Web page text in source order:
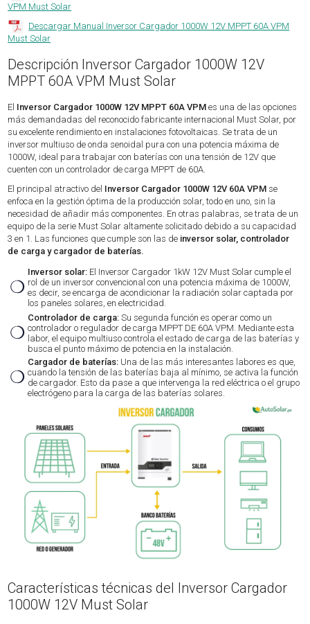
VPM Must Solar
Descargar Manual Inversor Cargador 1000W 12V MPPT 60A VPM
Must Solar
Descripción Inversor Cargador 1000W 12V
MPPT 60A VPM Must Solar
El Inversor Cargador 1000W 12V MPPT 60A VPM es una de las opciones
más demandadas del reconocido fabricante internacional Must Solar, por
su excelente rendimiento en instalaciones fotovoltaicas. Se trata de un
inversor multiuso de onda senoidal pura con una potencia máxima de
1000W, ideal para trabajar con baterías con una tensión de 12V que
cuenten con un controlador de carga MPPT de 60A.
El principal atractivo del Inversor Cargador 1000W 12V 60A VPM se
enfoca en la gestión óptima de la producción solar, todo en uno, sin la
necesidad de añadir más componentes. En otras palabras, se trata de un
equipo de la serie Must Solar altamente solicitado debido a su capacidad
3 en 1. Las funciones que cumple son las de inversor solar, controlador
de carga y cargador de baterías.
❍
Inversor solar: El Inversor Cargador 1kW 12V Must Solar cumple el
rol de un inversor convencional con una potencia máxima de 1000W,
es decir, se encarga de acondicionar la radiación solar captada por
los paneles solares, en electricidad.
❍
Controlador de carga: Su segunda función es operar como un
controlador o regulador de carga MPPT DE 60A VPM. Mediante esta
labor, el equipo multiuso controla el estado de carga de las baterías y
busca el punto máximo de potencia en la instalación.
❍
Cargador de baterías: Una de las más interesantes labores es que,
cuando la tensión de las baterías baja al mínimo, se activa la función
de cargador. Esto da pase a que intervenga la red eléctrica o el grupo
electrógeno para la carga de las baterías solares.
Características técnicas del Inversor Cargador
1000W 12V Must Solar